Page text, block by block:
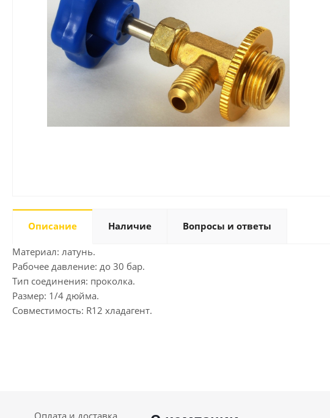
Описание Наличие Вопросы и ответы
Материал: латунь.
Рабочее давление: до 30 бар.
Тип соединения: проколка.
Размер: 1/4 дюйма.
Совместимость: R12 хладагент.
Оплата и доставка